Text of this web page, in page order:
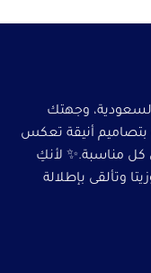
السعودية، وجهتك
أنيقة تعكس
كل مناسبة.✨ لأنكِ
وتألقى بإطلالة